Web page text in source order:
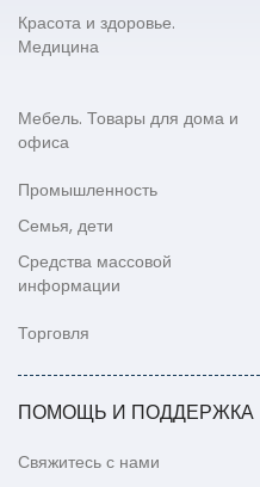
Красота и здоровье.
Медицина
Мебель. Товары для дома и
офиса
Промышленность
Семья, дети
Средства массовой
информации
Торговля
ПОМОЩЬ И ПОДДЕРЖКА
Свяжитесь с нами